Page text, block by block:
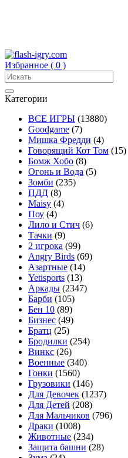
Избранное ( 0 )
Категории
ВСЕ ИГРЫ (13880)
Goodgame (7)
Мишка Фредди (4)
Говорящий Кот Том (15)
Бомж Хобо (8)
Огонь и Вода (5)
Зомби (235)
ПДД (8)
Maisy (4)
Поу (4)
Лило и Стич (6)
Тачки (9)
2 игрока (99)
Angry Birds (69)
Азартные (14)
Yetisports (13)
Аркады (2347)
Барби (105)
Бен 10 (89)
Бизнес (49)
Братц (25)
Бродилки (254)
Винкс (26)
Военные (340)
Гонки (1560)
Грузовики (146)
Для Девочек (1237)
Для Детей (208)
Для Мальчиков (796)
Драки (1008)
Животные (234)
Защита башни (28)